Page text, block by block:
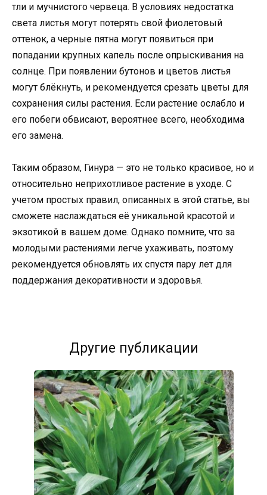
тли и мучнистого червеца. В условиях недостатка
света листья могут потерять свой фиолетовый
оттенок, а черные пятна могут появиться при
попадании крупных капель после опрыскивания на
солнце. При появлении бутонов и цветов листья
могут блёкнуть, и рекомендуется срезать цветы для
сохранения силы растения. Если растение ослабло и
его побеги обвисают, вероятнее всего, необходима
его замена.
Таким образом, Гинура — это не только красивое, но и
относительно неприхотливое растение в уходе. С
учетом простых правил, описанных в этой статье, вы
сможете наслаждаться её уникальной красотой и
экзотикой в вашем доме. Однако помните, что за
молодыми растениями легче ухаживать, поэтому
рекомендуется обновлять их спустя пару лет для
поддержания декоративности и здоровья.
Другие публикации